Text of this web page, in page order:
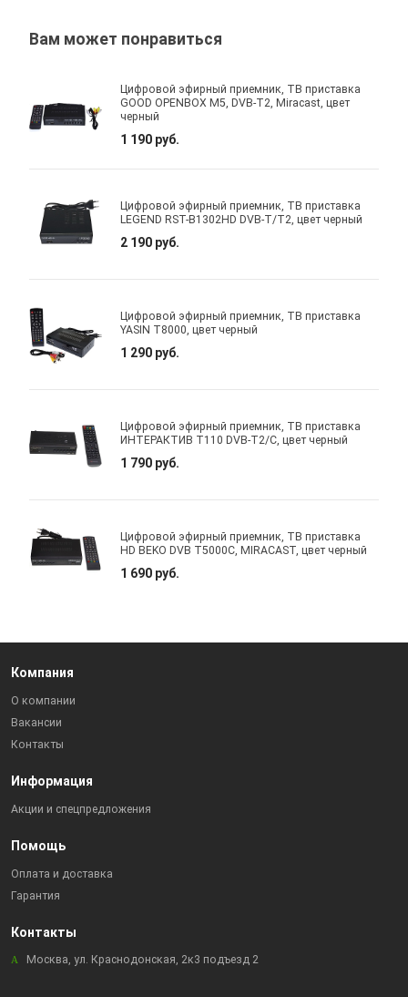
Вам может понравиться
Цифровой эфирный приемник, ТВ приставка
GOOD OPENBOX M5, DVB-T2, Miracast, цвет
черный
1 190 руб.
Цифровой эфирный приемник, ТВ приставка
LEGEND RST-B1302HD DVB-T/T2, цвет черный
2 190 руб.
Цифровой эфирный приемник, ТВ приставка
YASIN T8000, цвет черный
1 290 руб.
Цифровой эфирный приемник, ТВ приставка
ИНТЕРАКТИВ Т110 DVB-T2/C, цвет черный
1 790 руб.
Цифровой эфирный приемник, ТВ приставка
HD BEKO DVB T5000C, MIRACAST, цвет черный
1 690 руб.
Компания
О компании
Вакансии
Контакты
Информация
Акции и спецпредложения
Помощь
Оплата и доставка
Гарантия
Контакты
Москва, ул. Краснодонская, 2к3 подъезд 2